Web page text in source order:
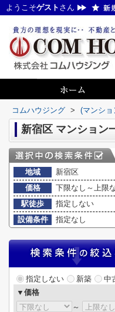
ようこそゲスト さん
コムハウジング > (マンシ
新宿区 マンション
地域
新宿区
価格
下限なし～上限
駅徒歩
指定しない
設備条件
指定なし
指定しない 新築
中
▼価格
～